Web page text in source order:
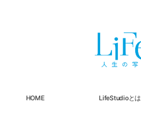
HOME LifeStudioとは